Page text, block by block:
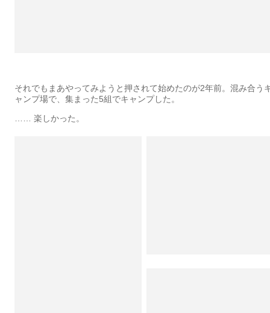
それでもまあやってみようと押されて始めたのが2年前。混み合う
ャンプ場で、集まった5組でキャンプした。
…… 楽しかった。